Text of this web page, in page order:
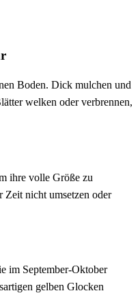
Boden. Dick mulchen und
welken oder verbrennen,
ihre volle Größe zu
Zeit nicht umsetzen oder
im September-Oktober
gelben Glocken